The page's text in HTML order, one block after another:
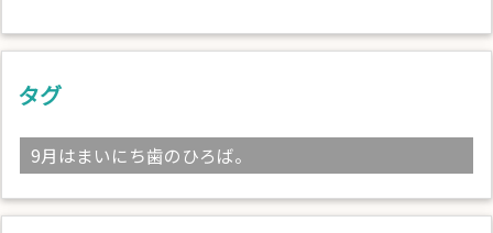
タグ
9月はまいにち歯のひろば。